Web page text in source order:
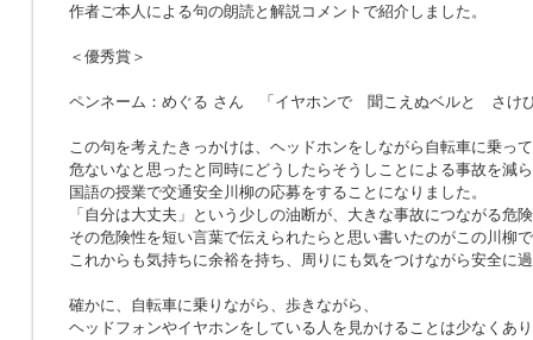
作者ご本人による句の朗読と解説コメントで紹介しました。
＜優秀賞＞
ペンネーム：めぐる さん 「イヤホンで 聞こえぬベルと さけ
この句を考えたきっかけは、ヘッドホンをしながら自転車に乗っ
危ないなと思ったと同時にどうしたらそうしことによる事故を減
国語の授業で交通安全川柳の応募をすることになりました。
「自分は大丈夫」という少しの油断が、大きな事故につながる危
その危険性を短い言葉で伝えられたらと思い書いたのがこの川柳
これからも気持ちに余裕を持ち、周りにも気をつけながら安全に
確かに、自転車に乗りながら、歩きながら、
ヘッドフォンやイヤホンをしている人を見かけることは少なくあ